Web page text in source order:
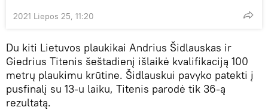
2021 Liepos 25, 11:20
Du kiti Lietuvos plaukikai Andrius Šidlauskas ir
Giedrius Titenis šeštadienį išlaikė kvalifikaciją 100
metrų plaukimu krūtine. Šidlauskui pavyko patekti į
pusfinalį su 13-u laiku, Titenis parodė tik 36-ą
rezultatą.